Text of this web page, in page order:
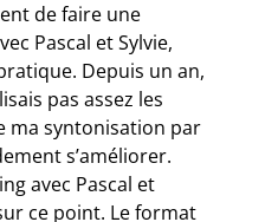
de faire une
Pascal et Sylvie,
Depuis un an,
pas assez les
ma syntonisation par
s’améliorer.
avec Pascal et
ce point. Le format